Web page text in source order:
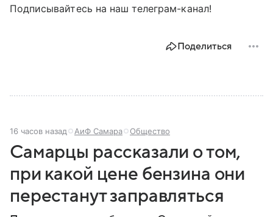
Подписывайтесь на наш телеграм-канал!
Поделиться
16 часов назад АиФ Самара Общество
Самарцы рассказали о том,
при какой цене бензина они
перестанут заправляться